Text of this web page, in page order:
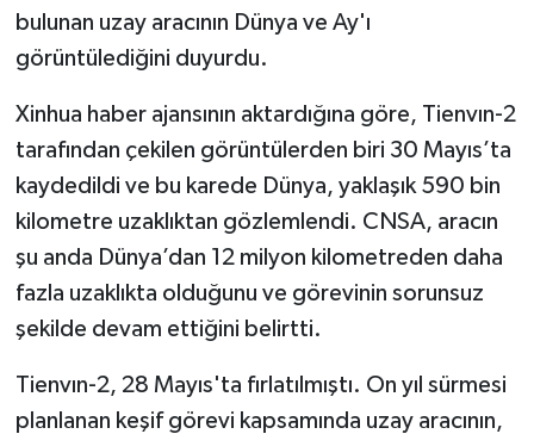
bulunan uzay aracının Dünya ve Ay'ı
görüntülediğini duyurdu.
Xinhua haber ajansının aktardığına göre, Tienvın-2
tarafından çekilen görüntülerden biri 30 Mayıs’ta
kaydedildi ve bu karede Dünya, yaklaşık 590 bin
kilometre uzaklıktan gözlemlendi. CNSA, aracın
şu anda Dünya’dan 12 milyon kilometreden daha
fazla uzaklıkta olduğunu ve görevinin sorunsuz
şekilde devam ettiğini belirtti.
Tienvın-2, 28 Mayıs'ta fırlatılmıştı. On yıl sürmesi
planlanan keşif görevi kapsamında uzay aracının,
Kütahya
Otomobil
Politika
Resmi İlan
Rüya Tabirleri